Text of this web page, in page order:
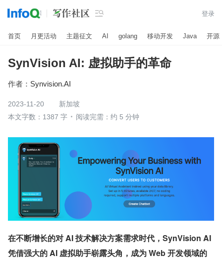
 登录
首页 月更活动 主题征文 AI golang 移动开发 Java 开源
SynVision AI: 虚拟助手的革命
作者： Synvision.AI
2023-11-20
新加坡
本文字数：1387 字
阅读完需：约 5 分钟
在不断增长的对 AI 技术解决方案需求时代，SynVision AI
凭借强大的 AI 虚拟助手崭露头角，成为 Web 开发领域的